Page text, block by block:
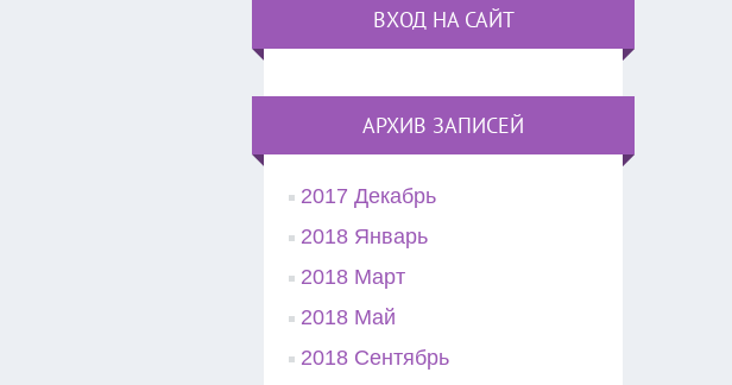
ВХОД НА САЙТ
АРХИВ ЗАПИСЕЙ
2017 Декабрь
2018 Январь
2018 Март
2018 Май
2018 Сентябрь